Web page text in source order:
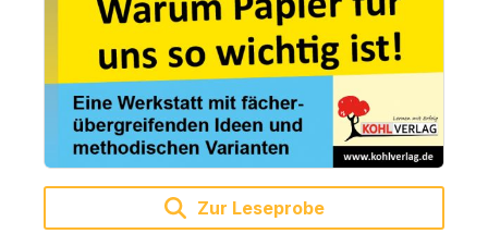
Zur Leseprobe